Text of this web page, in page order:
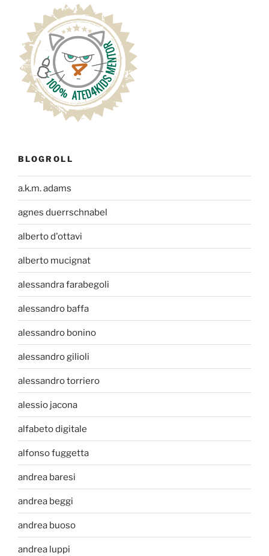
BLOGROLL
a.k.m. adams
agnes duerrschnabel
alberto d'ottavi
alberto mucignat
alessandra farabegoli
alessandro baffa
alessandro bonino
alessandro gilioli
alessandro torriero
alessio jacona
alfabeto digitale
alfonso fuggetta
andrea baresi
andrea beggi
andrea buoso
andrea luppi